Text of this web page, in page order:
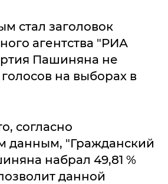
стал заголовок
агентства "РИА
Пашиняна не
на выборах в
согласно
данным, "Гражданский
набрал 49,81 %
данной